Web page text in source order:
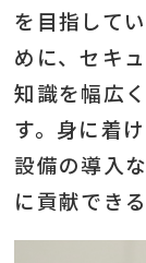
を目指して
めに、セキ
知識を幅広
す。身に着
設備の導入
に貢献でき